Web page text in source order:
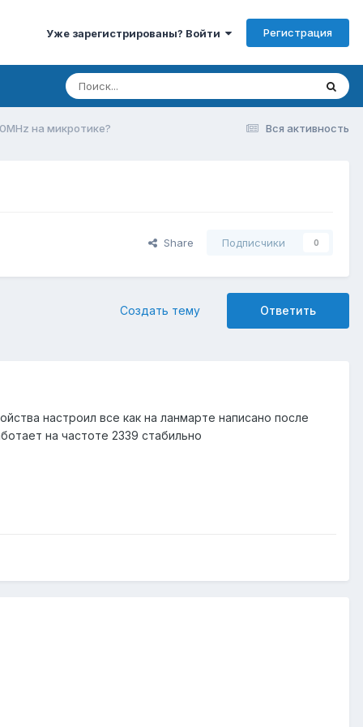
Уже зарегистрированы? Войти Регистрация
Вся активность
на микротике?
Share Подписчики 0
Ответить
Создать тему
настроил все как на ланмарте написано после
на частоте 2339 стабильно